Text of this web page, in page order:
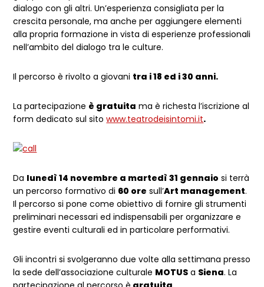
dialogo con gli altri. Un’esperienza consigliata per la
crescita personale, ma anche per aggiungere elementi
alla propria formazione in vista di esperienze professionali
nell’ambito del dialogo tra le culture.
Il percorso è rivolto a giovani tra i 18 ed i 30 anni.
La partecipazione è gratuita ma è richesta l’iscrizione al
form dedicato sul sitowww.teatrodeisintomi.it.
Da lunedì 14 novembre a martedì 31 gennaio si terrà
un percorso formativo di 60 ore sull’Art management.
Il percorso si pone come obiettivo di fornire gli strumenti
preliminari necessari ed indispensabili per organizzare e
gestire eventi culturali ed in particolare performativi.
Gli incontri si svolgeranno due volte alla settimana presso
la sede dell’associazione culturale MOTUS a Siena. La